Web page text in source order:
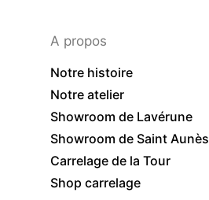
A propos
Notre histoire
Notre atelier
Showroom de Lavérune
Showroom de Saint Aunès
Carrelage de la Tour
Shop carrelage